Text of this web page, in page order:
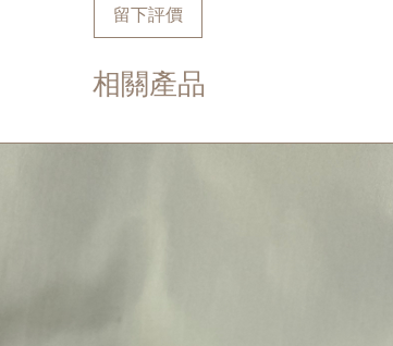
留下評價
相關產品